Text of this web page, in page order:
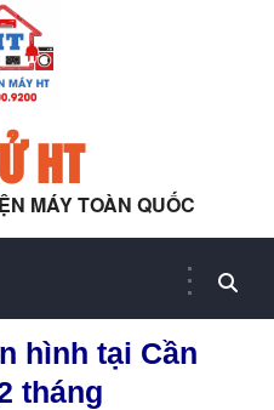
HT
MÁY TOÀN QUỐC
hình tại Cần
tháng